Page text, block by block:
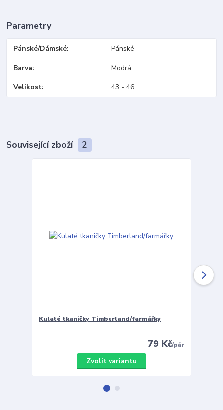
Parametry
Pánské/Dámské Pánské
Barva Modrá
Velikost 43 - 46
Související zboží 2
Kulaté tkaničky Timberland/farmářky
79 Kč/pár
Zvolit variantu